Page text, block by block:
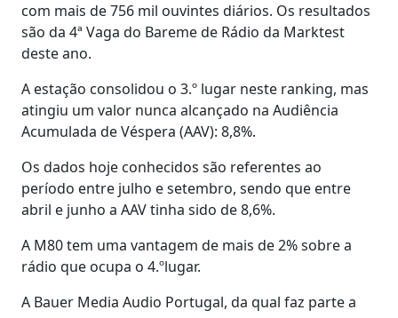
com mais de 756 mil ouvintes diários. Os resultados
são da 4ª Vaga do Bareme de Rádio da Marktest
deste ano.
A estação consolidou o 3.º lugar neste ranking, mas
atingiu um valor nunca alcançado na Audiência
Acumulada de Véspera (AAV): 8,8%.
Os dados hoje conhecidos são referentes ao
período entre julho e setembro, sendo que entre
abril e junho a AAV tinha sido de 8,6%.
A M80 tem uma vantagem de mais de 2% sobre a
rádio que ocupa o 4.ºlugar.
A Bauer Media Audio Portugal, da qual faz parte a